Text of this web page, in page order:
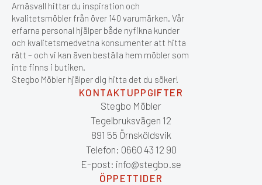
Arnäsvall hittar du inspiration och
kvalitetsmöbler från över 140 varumärken. Vår
erfarna personal hjälper både nyfikna kunder
och kvalitetsmedvetna konsumenter att hitta
rätt – och vi kan även beställa hem möbler som
inte finns i butiken.
Stegbo Möbler hjälper dig hitta det du söker!
KONTAKTUPPGIFTER
Stegbo Möbler
Tegelbruksvägen 12
891 55 Örnsköldsvik
Telefon: 0660 43 12 90
E-post: info@stegbo.se
ÖPPETTIDER